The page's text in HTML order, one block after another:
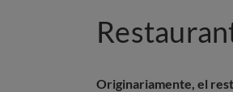
Originariamente, el